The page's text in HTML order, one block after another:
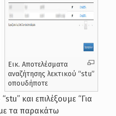
Εικ. Αποτελέσματα
αναζήτησης λεκτικού “stu”
οπουδήποτε
και επιλέξουμε “Για
τα παρακάτω